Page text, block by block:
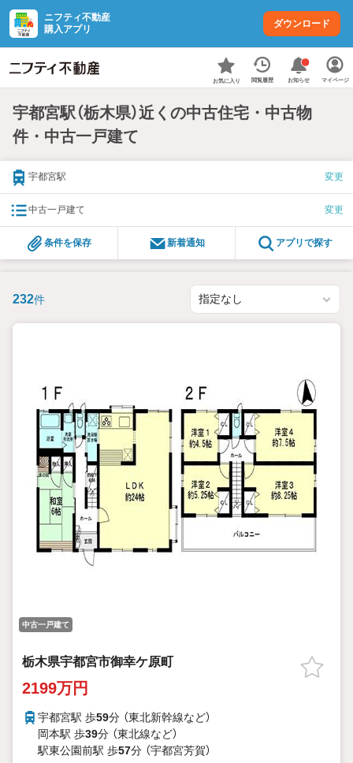
ニフティ不動産
購入アプリ
ダウンロード
お気に入り 閲覧履歴 お知らせ マイページ
宇都宮駅（栃木県）近くの中古住宅・中古物
件・中古一戸建て
宇都宮駅 変更
中古一戸建て 変更
条件を保存 新着通知 アプリで探す
232件
中古一戸建て
栃木県宇都宮市御幸ケ原町
2199万円
宇都宮駅 歩59分 （東北新幹線など）
岡本駅 歩39分 （東北線など）
駅東公園前駅 歩57分 （宇都宮芳賀）